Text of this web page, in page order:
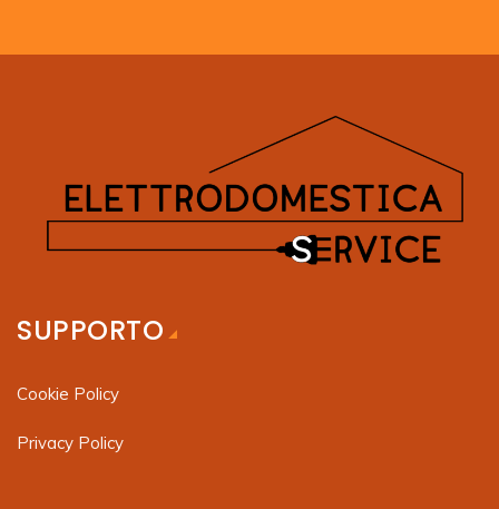
SUPPORTO
Cookie Policy
Privacy Policy